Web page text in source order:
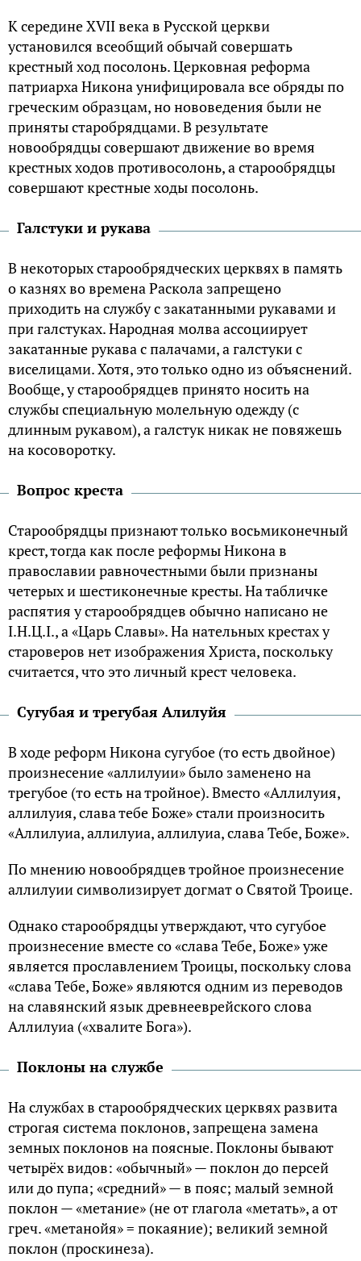
К середине XVII века в Русской церкви
установился всеобщий обычай совершать
крестный ход посолонь. Церковная реформа
патриарха Никона унифицировала все обряды по
греческим образцам, но нововедения были не
приняты старобрядцами. В результате
новообрядцы совершают движение во время
крестных ходов противосолонь, а старообрядцы
совершают крестные ходы посолонь.
Галстуки и рукава
В некоторых старообрядческих церквях в память
о казнях во времена Раскола запрещено
приходить на службу с закатанными рукавами и
при галстуках. Народная молва ассоциирует
закатанные рукава с палачами, а галстуки с
виселицами. Хотя, это только одно из объяснений.
Вообще, у старообрядцев принято носить на
службы специальную молельную одежду (с
длинным рукавом), а галстук никак не повяжешь
на косоворотку.
Вопрос креста
Старообрядцы признают только восьмиконечный
крест, тогда как после реформы Никона в
православии равночестными были признаны
четерых и шестиконечные кресты. На табличке
распятия у старообрядцев обычно написано не
I.Н.Ц.I., а «Царь Славы». На нательных крестах у
староверов нет изображения Христа, поскольку
считается, что это личный крест человека.
Сугубая и трегубая Алилуйя
В ходе реформ Никона сугубое (то есть двойное)
произнесение «аллилуии» было заменено на
трегубое (то есть на тройное). Вместо «Аллилуия,
аллилуия, слава тебе Боже» стали произносить
«Аллилуиа, аллилуиа, аллилуиа, слава Тебе, Боже».
По мнению новообрядцев тройное произнесение
аллилуии символизирует догмат о Святой Троице.
Однако старообрядцы утверждают, что сугубое
произнесение вместе со «слава Тебе, Боже» уже
является прославлением Троицы, поскольку слова
«слава Тебе, Боже» являются одним из переводов
на славянский язык древнееврейского слова
Аллилуиа («хвалите Бога»).
Поклоны на службе
На службах в старообрядческих церквях развита
строгая система поклонов, запрещена замена
земных поклонов на поясные. Поклоны бывают
четырёх видов: «обычный» — поклон до персей
или до пупа; «средний» — в пояс; малый земной
поклон — «метание» (не от глагола «метать», а от
греч. «метанойя» = покаяние); великий земной
поклон (проскинеза).